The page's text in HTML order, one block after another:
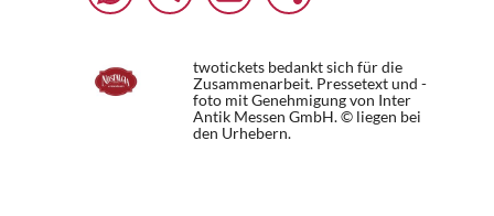
twotickets bedankt sich für die
Zusammenarbeit. Pressetext und -
foto mit Genehmigung von Inter
Antik Messen GmbH. © liegen bei
den Urhebern.